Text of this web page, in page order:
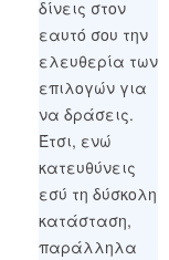
δίνεις στον
εαυτό σου την
ελευθερία των
επιλογών για
να δράσεις.
Έτσι, ενώ
κατευθύνεις
εσύ τη δύσκολη
κατάσταση,
παράλληλα